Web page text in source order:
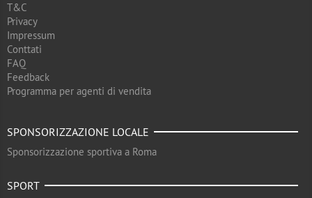
T&C
Privacy
Impressum
Conttati
FAQ
Feedback
Programma per agenti di vendita
SPONSORIZZAZIONE LOCALE
Sponsorizzazione sportiva a Roma
SPORT